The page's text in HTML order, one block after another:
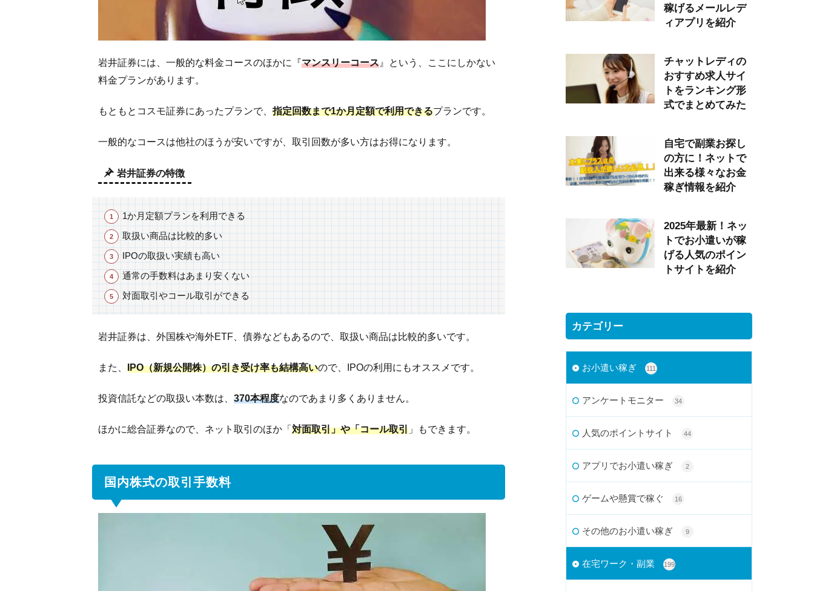
2.1
約定
ン
タン
ドコ
ー
ス）
2.2
1日
定額
プラ
ン
（ア
クテ
コー
2.3
月定
ラン
コー
ス）
岩井証券には、一般的な料金コースのほかに『マンスリーコース 』という、ここにしかない
料金プランがあります。
もともとコスモ証券にあったプランで、 指定回数まで1か月定額で利用できるプランです。
一般的なコースは他社のほうが安いですが、取引回数が多い方はお得になります。
岩井証券の特徴
1か月定額プランを利用できる
取扱い商品は比較的多い
IPOの取扱い実績も高い
通常の手数料はあまり安くない
対面取引やコール取引ができる
岩井証券は、外国株や海外ETF、債券などもあるので、取扱い商品は比較的多いです。
また、 IPO（新規公開株）の引き受け率も結構高いので、IPOの利用にもオススメです。
投資信託などの取扱い本数は、 370本程度なのであまり多くありません。
ほかに総合証券なので、ネット取引のほか「 対面取引」や「コール取引 」もできます。
国内株式の取引手数料
稼げるメールレデ
ィアプリを紹介
チャットレディの
おすすめ求人サイ
トをランキング形
式でまとめてみた
自宅で副業お探し
の方に！ネットで
出来る様々なお金
稼ぎ情報を紹介
2025年最新！ネッ
トでお小遣いが稼
げる人気のポイン
トサイトを紹介
カテゴリー
お小遣い稼ぎ 111
アンケートモニター 34
人気のポイントサイト 44
アプリでお小遣い稼ぎ 2
ゲームや懸賞で稼ぐ 16
その他のお小遣い稼ぎ 9
在宅ワーク・副業 199